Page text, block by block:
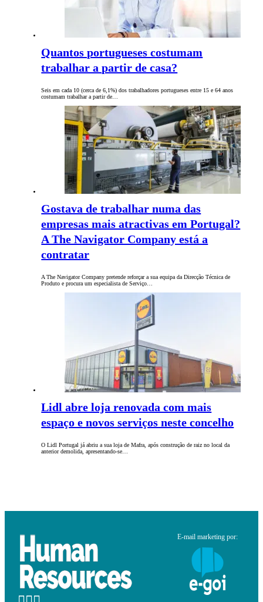
Quantos portugueses costumam
trabalhar a partir de casa?
Seis em cada 10 (cerca de 6,1%) dos trabalhadores portugueses entre 15 e 64 anos
costumam trabalhar a partir de…
Gostava de trabalhar numa das
empresas mais atractivas em Portugal?
A The Navigator Company está a
contratar
A The Navigator Company pretende reforçar a sua equipa da Direcção Técnica de
Produto e procura um especialista de Serviço…
Lidl abre loja renovada com mais
espaço e novos serviços neste concelho
O Lidl Portugal já abriu a sua loja de Mafra, após construção de raiz no local da
anterior demolida, apresentando-se…
E-mail marketing por: